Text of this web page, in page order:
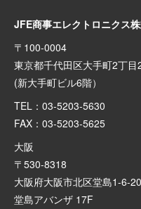
JFE商事エレクトロニクス
〒100-0004
東京都千代田区大手町2丁目
(新大手町ビル6階）
TEL：03-5203-5630
FAX：03-5203-5625
大阪
〒530-8318
大阪府大阪市北区堂島1-6-20
堂島アバンザ 17F